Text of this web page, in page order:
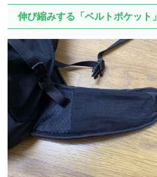
伸び縮みする「ベルトポケット」